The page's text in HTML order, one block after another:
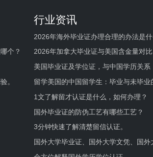
个？
。
行业资讯
2026年海外毕业证办理合理的办法是
2026年加拿大毕业证与美国含金量对比
美国毕业证及学位证，与中国学历关系
留学美国的中国留学生：毕业与未毕业
1文了解留才认证是什么，如何办理？
国外毕业证的防伪工艺有哪些工艺？
3分钟快速了解清楚留信认证。
国外大学毕业证、国外大学文凭、国外